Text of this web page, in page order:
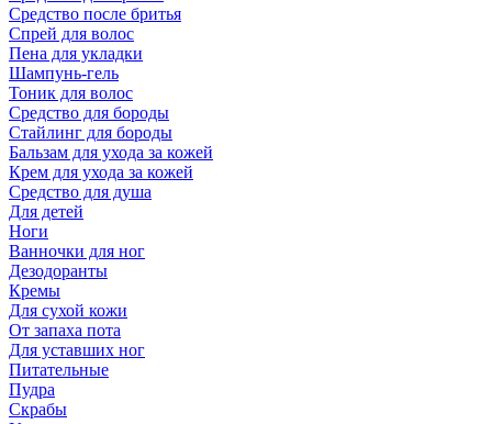
Средство после бритья
Спрей для волос
Пена для укладки
Шампунь-гель
Тоник для волос
Средство для бороды
Стайлинг для бороды
Бальзам для ухода за кожей
Крем для ухода за кожей
Средство для душа
Для детей
Ноги
Ванночки для ног
Дезодоранты
Кремы
Для сухой кожи
От запаха пота
Для уставших ног
Питательные
Пудра
Скрабы